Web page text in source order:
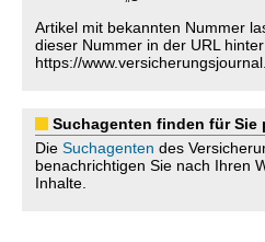
Artikel mit bekannten Nummer
dieser Nummer in der URL hinter
https://
Suchagenten finden für Sie
Die Suchagenten des
benachrichtigen Sie nach Ihren
Inhalte.